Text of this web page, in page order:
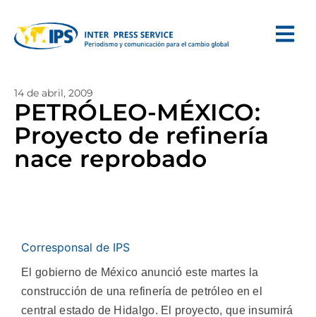
14 de abril, 2009
PETRÓLEO-MÉXICO:
Proyecto de refinería
nace reprobado
Corresponsal de IPS
El gobierno de México anunció este martes la
construcción de una refinería de petróleo en el
central estado de Hidalgo. El proyecto, que insumirá